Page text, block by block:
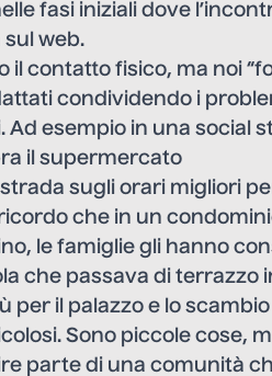
fasi iniziali dove
web.
il contatto fisico, ma noi
condividendo i
Ad esempio in una social
il supermercato
sugli orari migliori
che in un
le famiglie gli hanno
che passava di terrazzo
per il palazzo e lo
Sono piccole cose,
parte di una comunità